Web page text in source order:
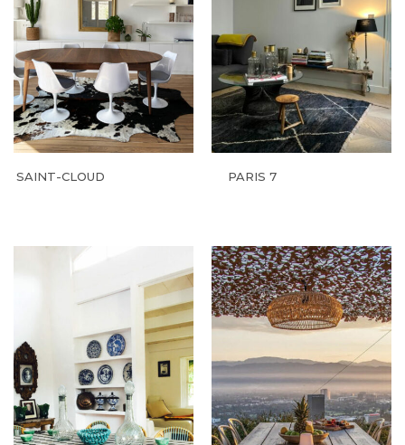
SAINT-CLOUD PARIS 7